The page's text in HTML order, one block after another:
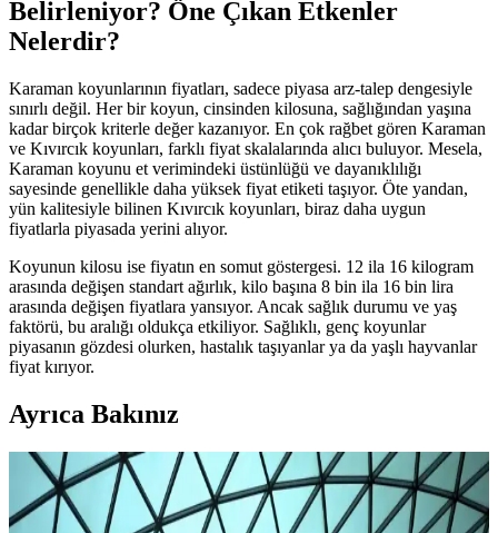
Belirleniyor? Öne Çıkan Etkenler
Nelerdir?
Karaman koyunlarının fiyatları, sadece piyasa arz-talep dengesiyle
sınırlı değil. Her bir koyun, cinsinden kilosuna, sağlığından yaşına
kadar birçok kriterle değer kazanıyor. En çok rağbet gören Karaman
ve Kıvırcık koyunları, farklı fiyat skalalarında alıcı buluyor. Mesela,
Karaman koyunu et verimindeki üstünlüğü ve dayanıklılığı
sayesinde genellikle daha yüksek fiyat etiketi taşıyor. Öte yandan,
yün kalitesiyle bilinen Kıvırcık koyunları, biraz daha uygun
fiyatlarla piyasada yerini alıyor.
Koyunun kilosu ise fiyatın en somut göstergesi. 12 ila 16 kilogram
arasında değişen standart ağırlık, kilo başına 8 bin ila 16 bin lira
arasında değişen fiyatlara yansıyor. Ancak sağlık durumu ve yaş
faktörü, bu aralığı oldukça etkiliyor. Sağlıklı, genç koyunlar
piyasanın gözdesi olurken, hastalık taşıyanlar ya da yaşlı hayvanlar
fiyat kırıyor.
Ayrıca Bakınız
2025'te Karaman Koyun Fiyatlarındaki Şaşırtan
Dalgalanmaların Gerçek Nedenleri